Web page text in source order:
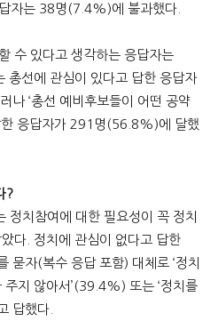
자는 38명(7.4%)에 불과했다.
수 있다고 생각하는 응답자는
선에 관심이 있다고 답한 응답자
‘총선 예비후보들이 어떤 공약
한 응답자가 291명(56.8%)에 달했
?
정치참여에 대한 필요성이 꼭 정치
다. 정치에 관심이 없다고 답한
자(복수 응답 포함) 대체로 ‘정치
지 않아서’(39.4%) 또는 ‘정치를
답했다.